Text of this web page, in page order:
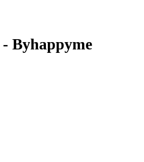
Byhappyme